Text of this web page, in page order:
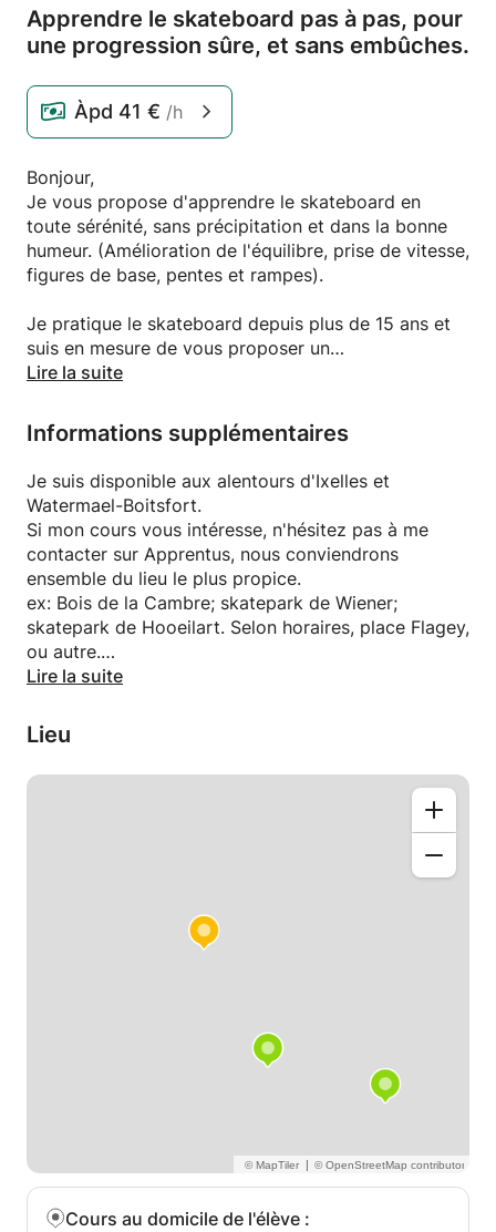
Apprendre le skateboard pas à pas, pour
une progression sûre, et sans embûches.
Àpd 41 € /h
Bonjour,
Je vous propose d'apprendre le skateboard en
toute sérénité, sans précipitation et dans la bonne
humeur. (Amélioration de l'équilibre, prise de vitesse,
figures de base, pentes et rampes).
Je pratique le skateboard depuis plus de 15 ans et
suis en mesure de vous proposer un
accompagnement personnalisé selon votre niveau et
Ceci étant un sport à risque, je vous conseille
vivement d'apporter un casque et des protections.
Le cours est accessible aux enfants à partir de 6ans
et au adultes de tout âge.
Au plaisir de vous transmettre mes compétences.😉
À bientôt ✌️
Victor
Lire la suite
Informations supplémentaires
Je suis disponible aux alentours d'Ixelles et
Watermael-Boitsfort.
Si mon cours vous intéresse, n'hésitez pas à me
contacter sur Apprentus, nous conviendrons
ensemble du lieu le plus propice.
ex: Bois de la Cambre; skatepark de Wiener;
skatepark de Hooeilart. Selon horaires, place Flagey,
ou autre.
intéressé. Je vous confirmerai ma présence dès que
possible.
Lire la suite
Lieu
|
Cours au domicile de l'élève :